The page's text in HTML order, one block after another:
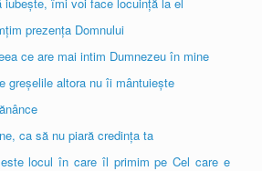
prezența Domnului
ce are mai intim Dumnezeu în mine
greșelile altora nu îi mântuiește
ca să nu piară credința ta
locul în care îl primim pe Cel care e